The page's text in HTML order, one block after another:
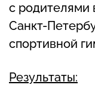
с родителями
Санкт-
спортивной
Результаты: